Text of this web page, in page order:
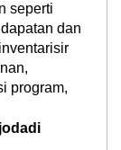
seperti
dan
program,